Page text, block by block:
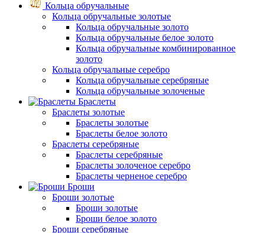
Кольца обручальные
Кольца обручальные золотые
Кольца обручальные золото
Кольца обручальные белое золото
Кольца обручальные комбинированное
золото
Кольца обручальные серебро
Кольца обручальные серебряные
Кольца обручальные золоченые
Браслеты
Браслеты золотые
Браслеты золотые
Браслеты белое золото
Браслеты серебряные
Браслеты cеребряные
Браслеты золоченое серебро
Браслеты черненое серебро
Броши
Броши золотые
Броши золотые
Броши белое золото
Броши серебряные